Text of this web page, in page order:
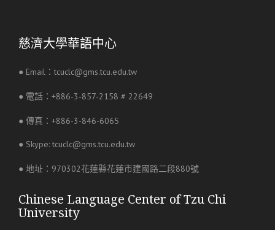
慈濟大學華語中心
● Email：tcuclc@gms.tcu.edu.tw
● 電話：+886-3-857-2158 # 22649
● 傳真：+886-3-846-6065
● Skype: tcuclc@gms.tcu.edu.tw
● 地址：970302花蓮縣花蓮市建國路二段880號
Chinese Language Center of Tzu Chi
University